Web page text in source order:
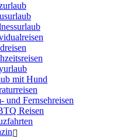
mit Hund
und Fernsehreisen
Reisen